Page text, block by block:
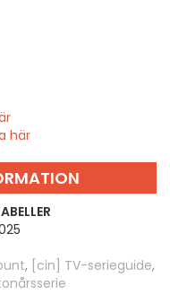
här
, [cin] TV-serieguide,